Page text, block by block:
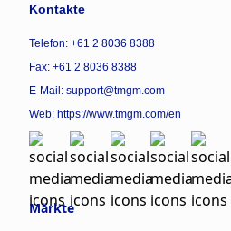
Kontakte
Telefon: +61 2 8036 8388
Fax: +61 2 8036 8388
E-Mail: support@tmgm.com
Web: https://www.tmgm.com/en
Märkte